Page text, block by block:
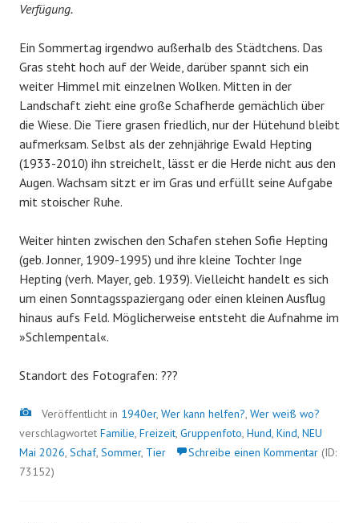
Verfügung.
Ein Sommertag irgendwo außerhalb des Städtchens. Das
Gras steht hoch auf der Weide, darüber spannt sich ein
weiter Himmel mit einzelnen Wolken. Mitten in der
Landschaft zieht eine große Schafherde gemächlich über
die Wiese. Die Tiere grasen friedlich, nur der Hütehund bleibt
aufmerksam. Selbst als der zehnjährige Ewald Hepting
(1933-2010) ihn streichelt, lässt er die Herde nicht aus den
Augen. Wachsam sitzt er im Gras und erfüllt seine Aufgabe
mit stoischer Ruhe.
Weiter hinten zwischen den Schafen stehen Sofie Hepting
(geb. Jonner, 1909-1995) und ihre kleine Tochter Inge
Hepting (verh. Mayer, geb. 1939). Vielleicht handelt es sich
um einen Sonntagsspaziergang oder einen kleinen Ausflug
hinaus aufs Feld. Möglicherweise entsteht die Aufnahme im
»Schlempental«.
Standort des Fotografen: ???
Bild
Veröffentlicht in 1940er, Wer kann helfen?, Wer weiß wo?
verschlagwortet Familie, Freizeit, Gruppenfoto, Hund, Kind, NEU
Mai 2026, Schaf, Sommer, Tier Schreibe einen Kommentar (ID:
73152)